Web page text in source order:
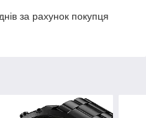
за рахунок покупця